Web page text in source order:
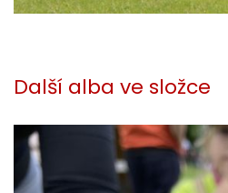
Další alba ve složce